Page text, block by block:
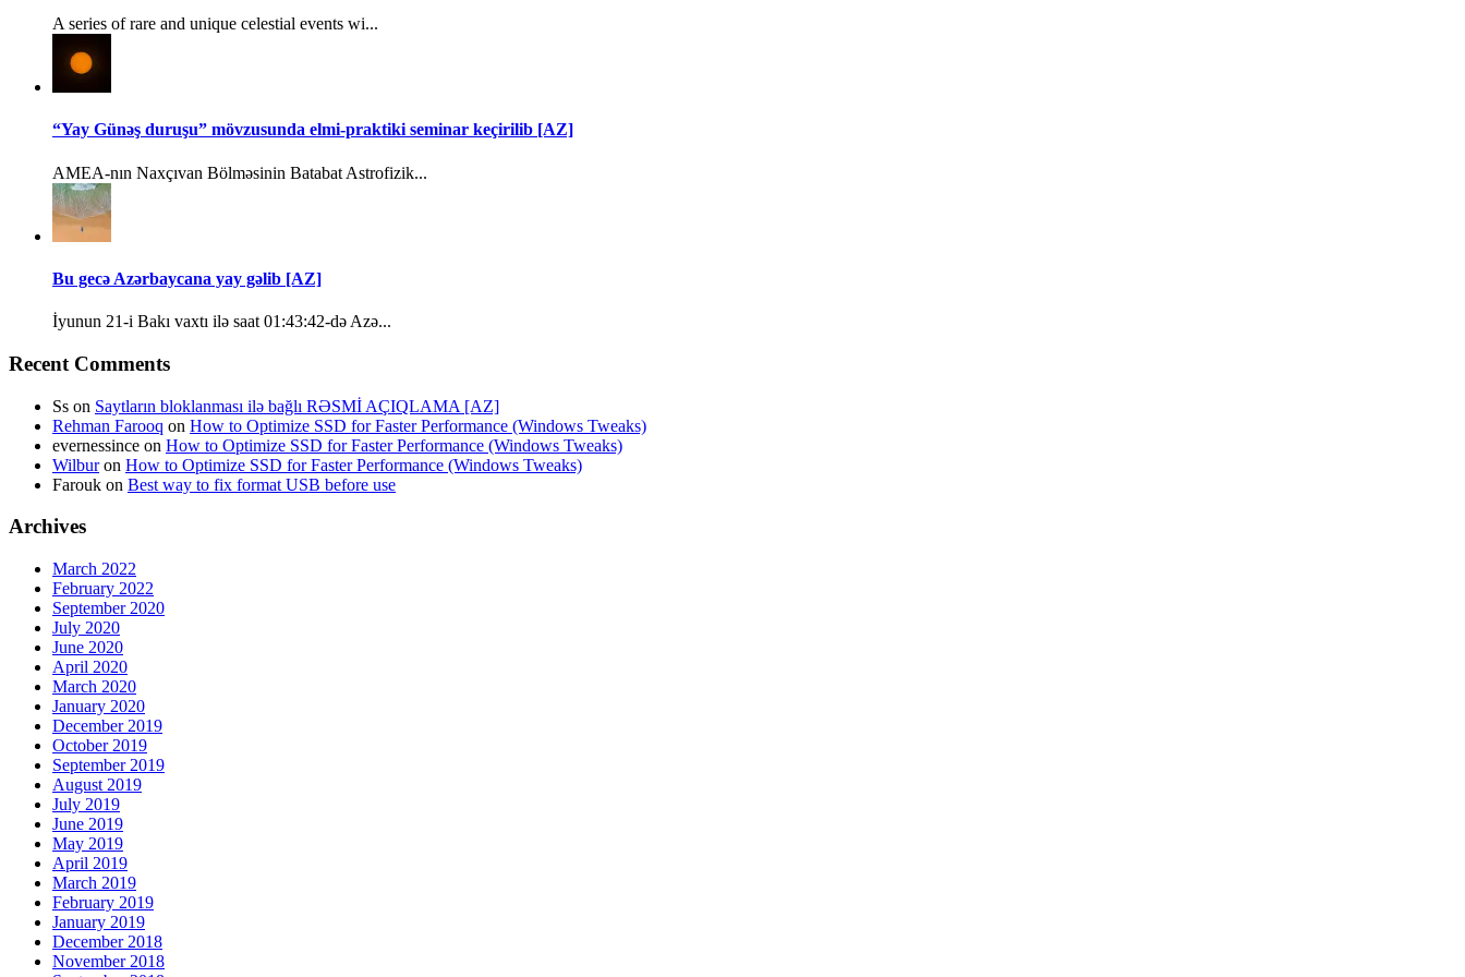
A series of rare and unique celestial events wi...
“Yay Günəş duruşu” mövzusunda elmi-praktiki seminar keçirilib [AZ]
AMEA-nın Naxçıvan Bölməsinin Batabat Astrofizik...
Bu gecə Azərbaycana yay gəlib [AZ]
İyunun 21-i Bakı vaxtı ilə saat 01:43:42-də Azə...
Recent Comments
Ss on Saytların bloklanması ilə bağlı RƏSMİ AÇIQLAMA [AZ]
Rehman Farooq on How to Optimize SSD for Faster Performance (Windows Tweaks)
evernessince on How to Optimize SSD for Faster Performance (Windows Tweaks)
Wilburon How to Optimize SSD for Faster Performance (Windows Tweaks)
Farouk on Best way to fix format USB before use
Archives
March 2022
February 2022
September 2020
July 2020
June 2020
April 2020
March 2020
January 2020
December 2019
October 2019
September 2019
August 2019
July 2019
June 2019
May 2019
April 2019
March 2019
February 2019
January 2019
December 2018
November 2018